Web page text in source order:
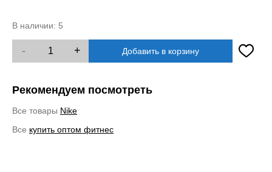
В наличии: 5
- + Добавить в корзину
Рекомендуем посмотреть
Все товары Nike
Все купить оптом фитнес